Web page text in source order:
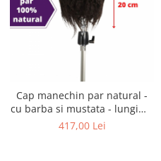
Cap manechin par natural -
cu barba si mustata - lungime
20 cm - model BEN EXALTO
417,00 Lei